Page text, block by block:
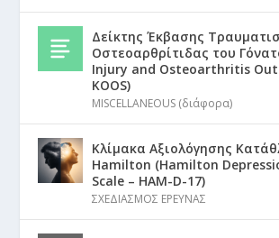
Δείκτης Έκβασης
Οστεοαρθρίτιδας του
Injury and Osteoarthritis
KOOS)
MISCELLANEOUS (διάφορα)
Κλίμακα Αξιολόγησης
Hamilton (Hamilton
Scale – HAM-D-17)
ΣΧΕΔΙΑΣΜΟΣ ΕΡΕΥΝΑΣ